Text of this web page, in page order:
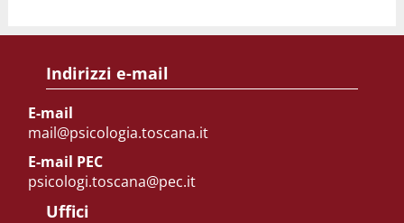
Indirizzi e-mail
E-mail
mail@psicologia.toscana.it
E-mail PEC
psicologi.toscana@pec.it
Uffici